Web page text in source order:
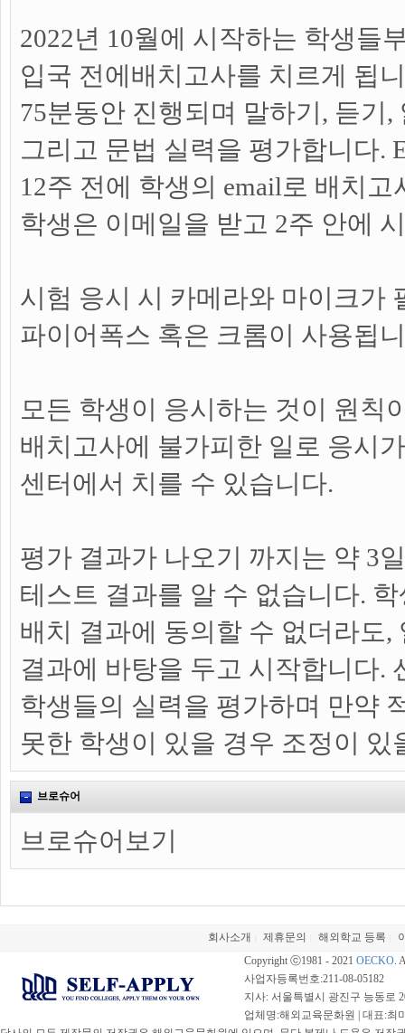
2022년 10월에 시작하는 학생들
입국 전에배치고사를 치르게 됩
75분동안 진행되며 말하기, 듣기,
그리고 문법 실력을 평가합니다.
12주 전에 학생의 email로 배치
학생은 이메일을 받고 2주 안에
시험 응시 시 카메라와 마이크가
파이어폭스 혹은 크롬이 사용됩
모든 학생이 응시하는 것이 원칙
배치고사에 불가피한 일로 응시
센터에서 치를 수 있습니다.
평가 결과가 나오기 까지는 약 3
테스트 결과를 알 수 없습니다.
배치 결과에 동의할 수 없더라도,
결과에 바탕을 두고 시작합니다.
학생들의 실력을 평가하며 만약
못한 학생이 있을 경우 조정이
브로슈어
브로슈어보기
회사소개 제휴문의 해외학교 등록
Copyright ⓒ1981 - 2021 OECKO.
사업자등록번호:211-08-05182
지사: 서울특별시 광진구 능동로
업체명:해외교육문화원 | 대표:최